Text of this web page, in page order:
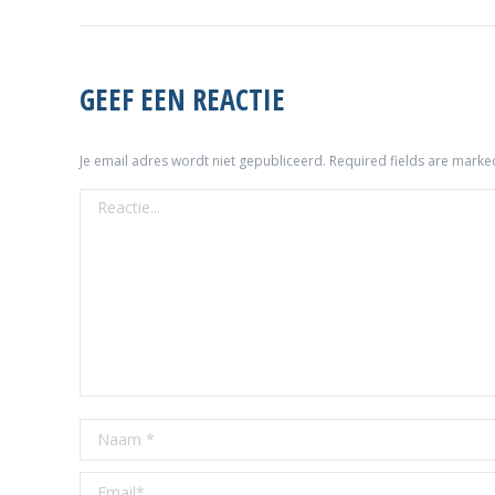
GEEF EEN REACTIE
Je email adres wordt niet gepubliceerd. Required fields are
Reactie...
Naam *
Email *